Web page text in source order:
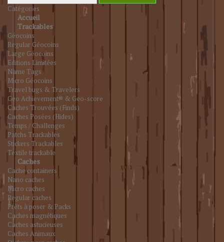
Catégories
Accueil
Trackables
Géocoins
Regular Géocoins
Large Géocoins
Editions Limitées
Name Tags
Micro Géocoins
Travel bugs & Travelers
Geo Achievement® & Geo-score
Caches Trouvées (Finds)
Caches Posées (Hides)
Temps / Challenges
Patchs Trackables
Stickers Trackables
Textile trackable
Caches
Cache containers
Nano caches
Micro caches
Regular caches
Prêts à poser & Packs
Caches magnétiques
Caches astucieuses
Caches Animaux